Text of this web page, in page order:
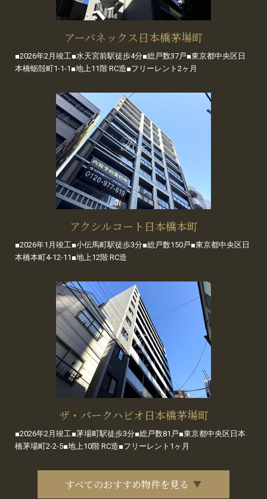
アーバネックス日本橋茅場町
■2026年2月竣工■水天宮前駅徒歩4分■総戸数37戸■東京都中央区日
本橋蛎殻町1-1-1■地上11階 RC造■フリーレント2ヶ月
アクシルコート日本橋本町
■2026年1月竣工■小伝馬町駅徒歩3分■総戸数150戸■東京都中央区日
本橋本町4-12-11■地上12階 RC造
ザ・パークハビオ日本橋茅場町
■2026年2月竣工■茅場町駅徒歩3分■総戸数81戸■東京都中央区日本
橋茅場町2-2-5■地上10階 RC造■フリーレント1ヶ月
すべてのおすすめ物件を見る